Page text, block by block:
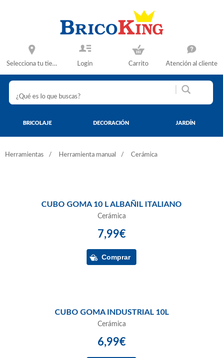
Selecciona tu tienda Login Carrito Atención al cliente
BRICOLAJE DECORACIÓN JARDÍN
Herramientas Herramienta manual Cerámica
CUBO GOMA 10 L ALBAÑIL ITALIANO
Cerámica
7,99€
CUBO GOMA INDUSTRIAL 10L
Cerámica
6,99€